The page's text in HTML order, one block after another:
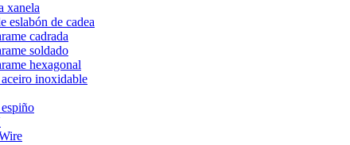
xanela
eslabón de cadea
cadrada
soldado
hexagonal
inoxidable